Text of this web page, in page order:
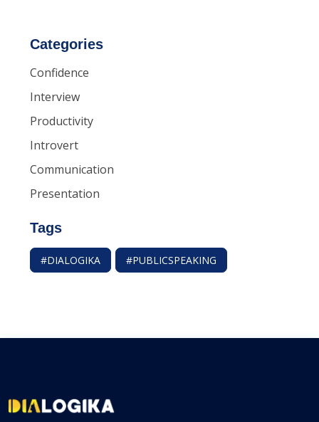
Categories
Confidence
Interview
Productivity
Introvert
Communication
Presentation
Tags
#DIALOGIKA #PUBLICSPEAKING